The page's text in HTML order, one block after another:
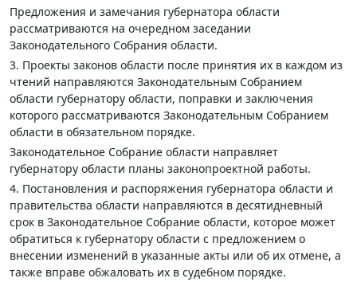
Предложения и замечания губернатора области
рассматриваются на очередном заседании
Законодательного Собрания области.
3. Проекты законов области после принятия их в каждом из
чтений направляются Законодательным Собранием
области губернатору области, поправки и заключения
которого рассматриваются Законодательным Собранием
области в обязательном порядке.
Законодательное Собрание области направляет
губернатору области планы законопроектной работы.
4. Постановления и распоряжения губернатора области и
правительства области направляются в десятидневный
срок в Законодательное Собрание области, которое может
обратиться к губернатору области с предложением о
внесении изменений в указанные акты или об их отмене, а
также вправе обжаловать их в судебном порядке.